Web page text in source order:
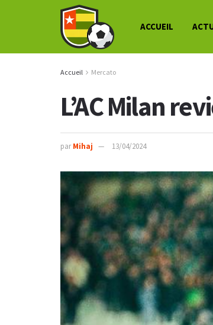
ACCUEIL
Accueil Mercato
L’AC Milan
par Mihaj 13/04/2024